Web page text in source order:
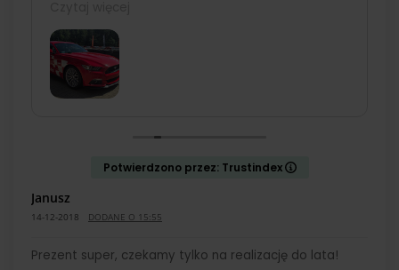
Potwierdzono przez: Trustindex
Janusz
14-12-2018 DODANE O 15:55
Prezent super, czekamy tylko na realizację do lata!